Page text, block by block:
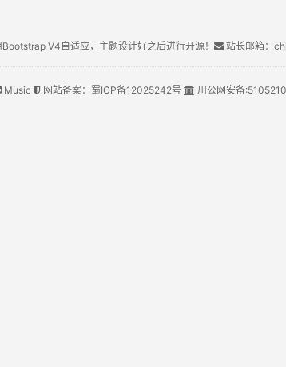
V4自适应，主题设计好之后进行开源！ 站长邮箱：
Music 网站备案： 蜀ICP备12025242号 川公网安备: